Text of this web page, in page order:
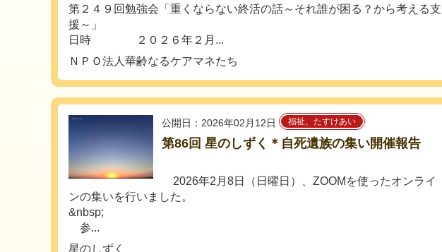
第２４９回勉強会「重くならない終活の話～それ誰が困る？から考える支
援～」
日時 ２０２６年２月...
ＮＰＯ法人華齢なるケアマネたち
公開日：2026年02月12日 福祉、たすけあい
第86回 星のしずく＊自死遺族の集い開催報告
2026年2月8日（日曜日）、ZOOMを使ったオンライ
ンの集いを行いました。
&nbsp;
参...
星のしずく